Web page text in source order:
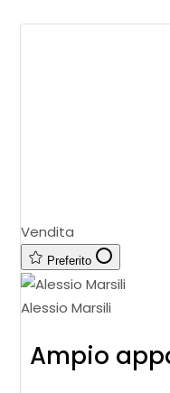
Vendita
Preferito
Alessio Marsili